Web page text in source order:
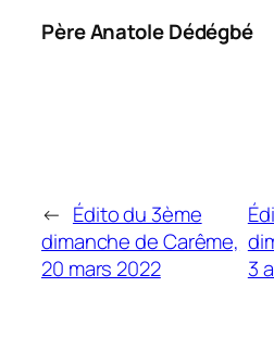
Père Anatole Dédégbé
← Édito du 3ème
dimanche de Carême,
20 mars 2022
3